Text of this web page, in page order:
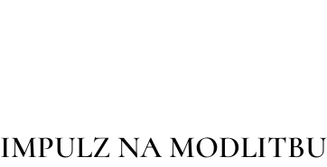
IMPULZ NA MODLITBU